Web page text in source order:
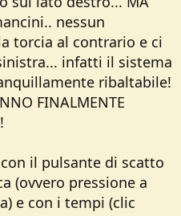
nessun
torcia al contrario e ci
infatti il sistema
ribaltabile!
FINALMENTE
il pulsante di scatto
(ovvero pressione a
e con i tempi (clic